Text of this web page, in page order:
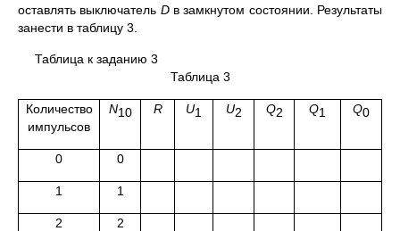
оставлять выключатель Dв замкнутом состоянии. Результаты
занести в таблицу 3.
Таблица к заданию 3
Таблица 3
Количество
импульсов
N10 R U1 U2 Q2 Q1 Q0
0 0
1 1
2 2